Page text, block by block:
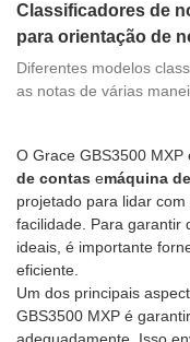
O Grace GBS3500
de contas emáquina
projetado para lidar
facilidade. Para garantir
ideais, é importante
eficiente.
Um dos principais
GBS3500 MXP é
contas. Esta máquina
seu processamento de
a um nível totalmente
proporcionará sempre
Classificadores de
para orientação de
e classificação de
Diferentes modelos
as notas de várias
que as notas sejam
classificadas de acordo
suas preferências. Aqui
alguns exemplos de
dinheiro pode ser